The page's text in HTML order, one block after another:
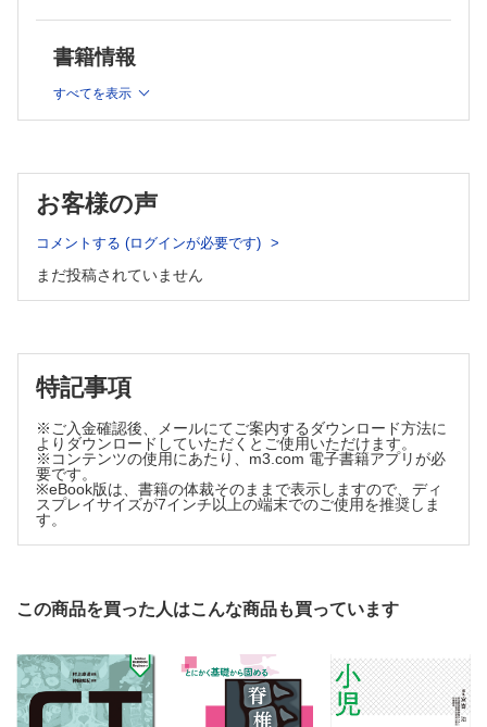
3 線維形成性腫瘍
類腱線維腫 石田 剛，青木隆敏，相羽久輝
線維肉腫 石田 剛，青木隆敏，相羽久輝
4 脈管性腫瘍
B 悪性腫瘍
1．類上皮血管内皮腫 石田 剛，髙尾正一郎，木村浩明
2．血管肉腫 石田 剛，髙尾正一郎，木村浩明
5 富破骨細胞性巨細胞腫瘍
A 良性腫瘍
1．動脈瘤様骨?腫 山口岳彦，福庭栄治，武内章彦
骨巨細胞腫 小田義直，青木隆敏，武内章彦
6 脊索性腫瘍
A 良性腫瘍
B 悪性腫瘍
脊索腫 山口岳彦，髙尾正一郎，相羽久輝
7 その他の骨間葉系腫瘍
A 良性腫瘍
1．単純性骨?腫 田宮貞史，福庭栄治，三輪真嗣
2．線維性骨異形成 小田義直，神島 保，三輪真嗣
3．骨線維性異形成 石田 剛，福庭栄治，三輪真嗣
1．アダマンチノーマ 石田 剛，髙尾正一郎，三輪真嗣
8 骨造血系腫瘍（hematopoietic neoplasms of bone）
1．骨形質細胞腫 /骨髄腫 田宮貞史，青木隆敏，相羽久輝
2．悪性リンパ腫 田宮貞史，青木隆敏，相羽久輝
1 軟骨形成性腫瘍
A 良性腫瘍
b．骨軟骨腫 山口岳彦，稲岡 努，木村浩明
d．軟骨粘液線維腫 山口岳彦，稲岡 努，木村浩明
e．爪下外骨腫 加藤生真，齋藤祐貴，木村浩明
f．傍骨性骨軟骨異形増生（BPOP） 加藤生真，姫野貴司，
2．骨内異型軟骨腫瘍 & 骨内軟骨肉腫（Grade 1） 山口岳
3．骨内軟骨肉腫（Grade 2/3） 山口岳彦，山口雅之・三宅
基隆，武内章彦
4．淡明細胞型軟骨肉腫 山口岳彦，山口雅之・三宅基隆，
武内章彦
章彦
2 骨形成性腫瘍
類骨骨腫 石田 剛，稲岡 努，相羽久輝
B 中間群（局所侵襲性）
骨芽細胞腫 石田 剛，稲岡 努，相羽久輝
書籍情報
すべてを表示
お客様の声
コメントする (ログインが必要です)
まだ投稿されていません
特記事項
※ご入金確認後、メールにてご案内するダウンロード方法に
よりダウンロードしていただくとご使用いただけます。
※コンテンツの使用にあたり、m3.com 電子書籍アプリが必
要です。
※eBook版は、書籍の体裁そのままで表示しますので、ディ
スプレイサイズが7インチ以上の端末でのご使用を推奨しま
す。
この商品を買った人はこんな商品も買っています